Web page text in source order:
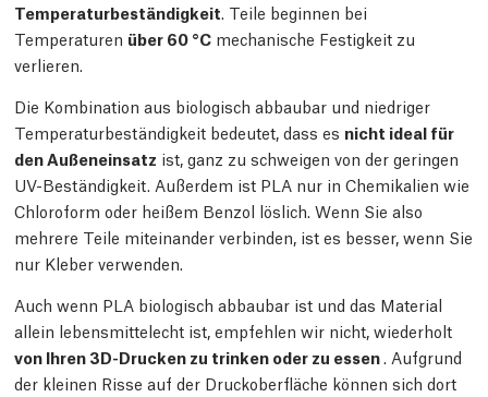
Temperaturbeständigkeit. Teile beginnen bei
Temperaturen über 60 °C mechanische Festigkeit zu
verlieren.
Die Kombination aus biologisch abbaubar und niedriger
Temperaturbeständigkeit bedeutet, dass es nicht ideal für
den Außeneinsatz ist, ganz zu schweigen von der geringen
UV-Beständigkeit. Außerdem ist PLA nur in Chemikalien wie
Chloroform oder heißem Benzol löslich. Wenn Sie also
mehrere Teile miteinander verbinden, ist es besser, wenn Sie
nur Kleber verwenden.
Auch wenn PLA biologisch abbaubar ist und das Material
allein lebensmittelecht ist, empfehlen wir nicht, wiederholt
von Ihren 3D-Drucken zu trinken oder zu essen. Aufgrund
der kleinen Risse auf der Druckoberfläche können sich dort